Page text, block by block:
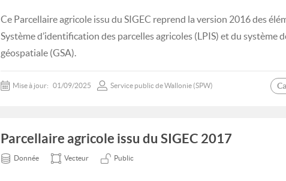
Ce Parcellaire agricole issu du SIGEC reprend la version 2016 des
Système d’identification des parcelles agricoles (LPIS) et du système
géospatiale (GSA).
Mise à jour: 01/09/2025 Service public de Wallonie (SPW)
Parcellaire agricole issu du SIGEC 2017
Donnée Vecteur Public